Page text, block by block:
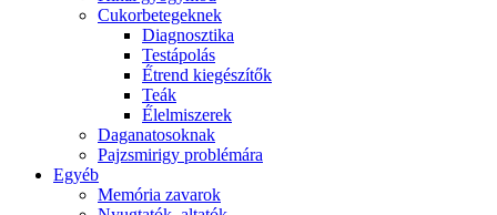
Cukorbetegeknek
Diagnosztika
Testápolás
É́trend kiegészítők
Teák
É́lelmiszerek
Daganatosoknak
Pajzsmirigy problémára
Egyéb
Memória zavarok